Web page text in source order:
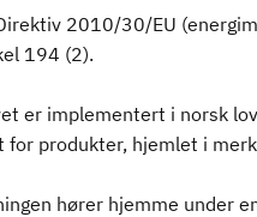
2010/30/EU
194 (2).
er implementert i norsk
produkter, hjemlet i
hører hjemme under